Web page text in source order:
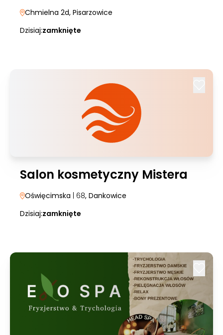
Chmielna 2d, Pisarzowice
Dzisiaj:zamknięte
Salon kosmetyczny Mistera
Oświęcimska | 68, Dankowice
Dzisiaj:zamknięte